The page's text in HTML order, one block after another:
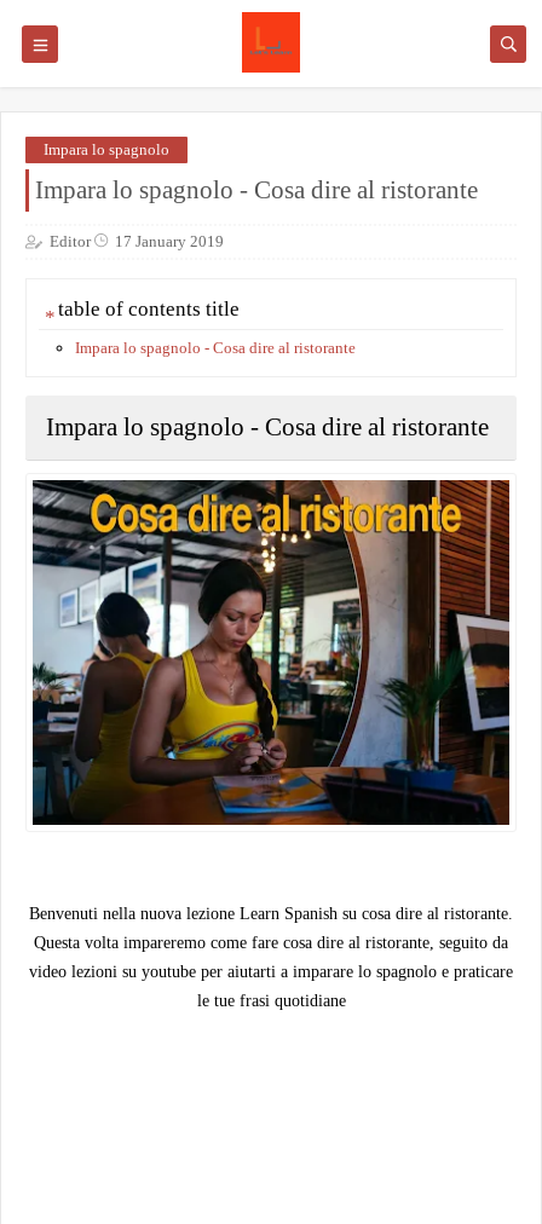
Impara lo spagnolo
Impara lo spagnolo - Cosa dire al ristorante
Editor 17 January 2019
table of contents title
Impara lo spagnolo - Cosa dire al ristorante
Impara lo spagnolo - Cosa dire al ristorante
Benvenuti nella nuova lezione Learn Spanish su cosa dire al ristorante.
Questa volta impareremo come fare cosa dire al ristorante, seguito da
video lezioni su youtube per aiutarti a imparare lo spagnolo e praticare
le tue frasi quotidiane